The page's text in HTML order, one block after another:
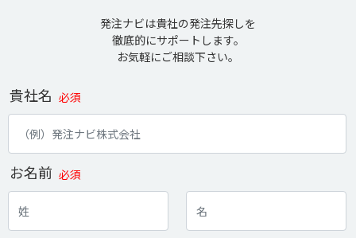
発注ナビは貴社の発注先探しを
徹底的にサポートします。
お気軽にご相談下さい。
貴社名 必須
お名前 必須